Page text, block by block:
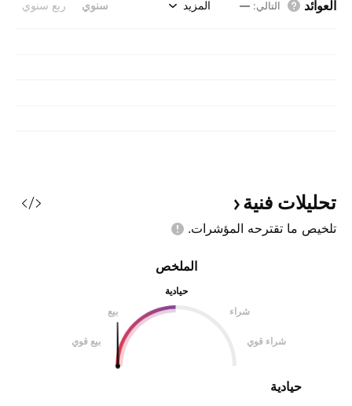
العوائد التالي:
— سنوي ربع سنوي المزيد
تحليلات فنية
تلخيص ما تقترحه المؤشرات.
الملخص
حيادية
بيع
شراء
بيع قوي شراء قوي
حيادية